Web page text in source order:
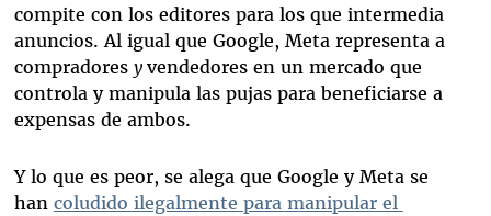
compite con los editores para los que intermedia
anuncios. Al igual que Google, Meta representa a
compradores y vendedores en un mercado que
controla y manipula las pujas para beneficiarse a
expensas de ambos.
Y lo que es peor, se alega que Google y Meta se
han coludido ilegalmente para manipular el